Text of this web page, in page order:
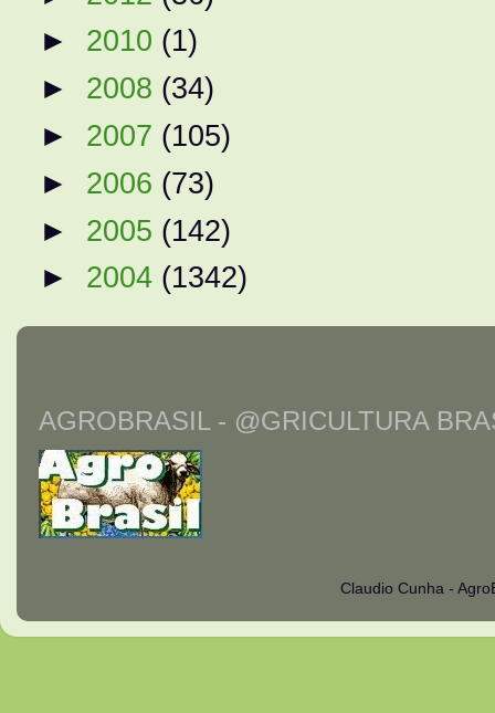
► 2010 (1)
► 2008 (34)
► 2007 (105)
► 2006 (73)
► 2005 (142)
► 2004 (1342)
AGROBRASIL - @GRICULTURA
Claudio Cunha -